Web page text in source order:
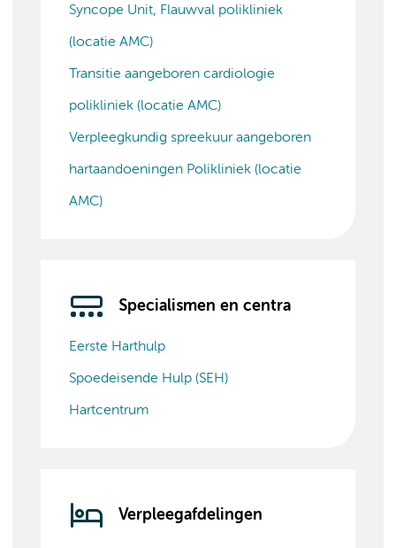
Syncope Unit, Flauwval polikliniek
(locatie AMC)
Transitie aangeboren cardiologie
polikliniek (locatie AMC)
Verpleegkundig spreekuur aangeboren
hartaandoeningen Polikliniek (locatie
AMC)
Specialismen en centra
Eerste Harthulp
Spoedeisende Hulp (SEH)
Hartcentrum
Verpleegafdelingen